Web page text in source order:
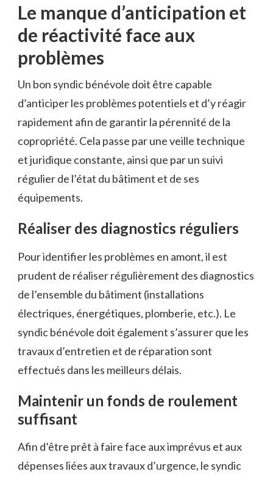
Le manque d’anticipation et
de réactivité face aux
problèmes
Un bon syndic bénévole doit être capable
d’anticiper les problèmes potentiels et d’y réagir
rapidement afin de garantir la pérennité de la
copropriété. Cela passe par une veille technique
et juridique constante, ainsi que par un suivi
régulier de l’état du bâtiment et de ses
équipements.
Réaliser des diagnostics réguliers
Pour identifier les problèmes en amont, il est
prudent de réaliser régulièrement des diagnostics
de l’ensemble du bâtiment (installations
électriques, énergétiques, plomberie, etc.). Le
syndic bénévole doit également s’assurer que les
travaux d’entretien et de réparation sont
effectués dans les meilleurs délais.
Maintenir un fonds de roulement
suffisant
Afin d’être prêt à faire face aux imprévus et aux
dépenses liées aux travaux d’urgence, le syndic